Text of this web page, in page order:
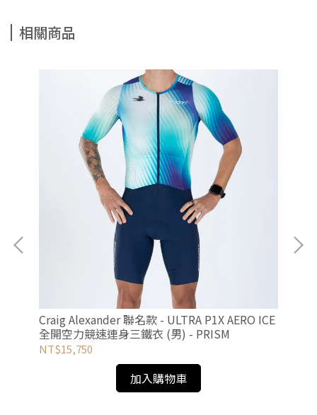
相關商品
Craig Alexander 聯名款 - ULTRA P1X AERO ICE
全開空力競速連身三鐵衣 (男) - PRISM
NT$15,750
加入購物車